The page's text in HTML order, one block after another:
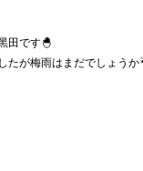
田です🐣
たが梅雨はまだでしょうか